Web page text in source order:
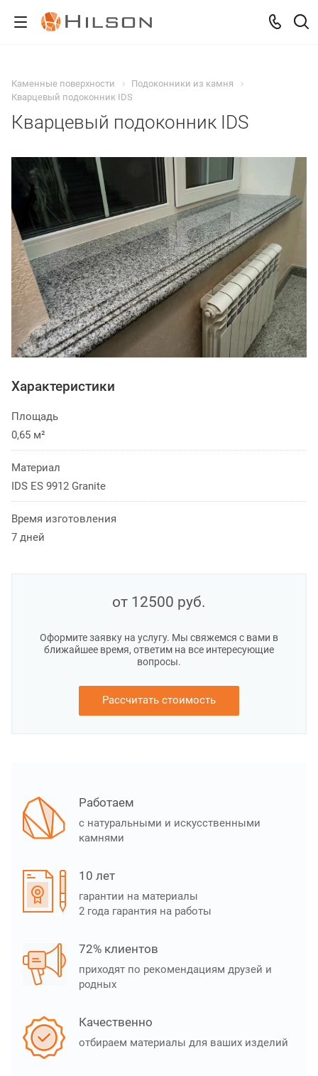
Каменные поверхности
Подоконники из камня
Кварцевый подоконник IDS
Кварцевый подоконник IDS
Характеристики
Площадь
0,65 м²
Материал
IDS ES 9912 Granite
Время изготовления
7 дней
от 12500 руб.
Оформите заявку на услугу. Мы свяжемся с вами в
ближайшее время, ответим на все интересующие
вопросы.
Рассчитать стоимость
Работаем
с натуральными и искусственными
камнями
10 лет
гарантии на материалы
2 года гарантия на работы
72% клиентов
приходят по рекомендациям друзей и
родных
Качественно
отбираем материалы для ваших изделий